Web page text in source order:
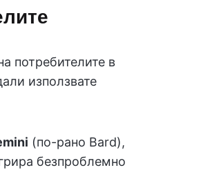
потребителите в
използвате
(по-рано Bard),
безпроблемно